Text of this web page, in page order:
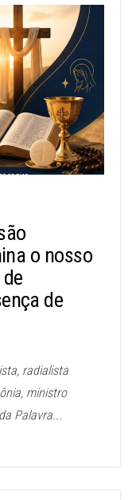
o nosso
de
radialista
ministro
Palavra...